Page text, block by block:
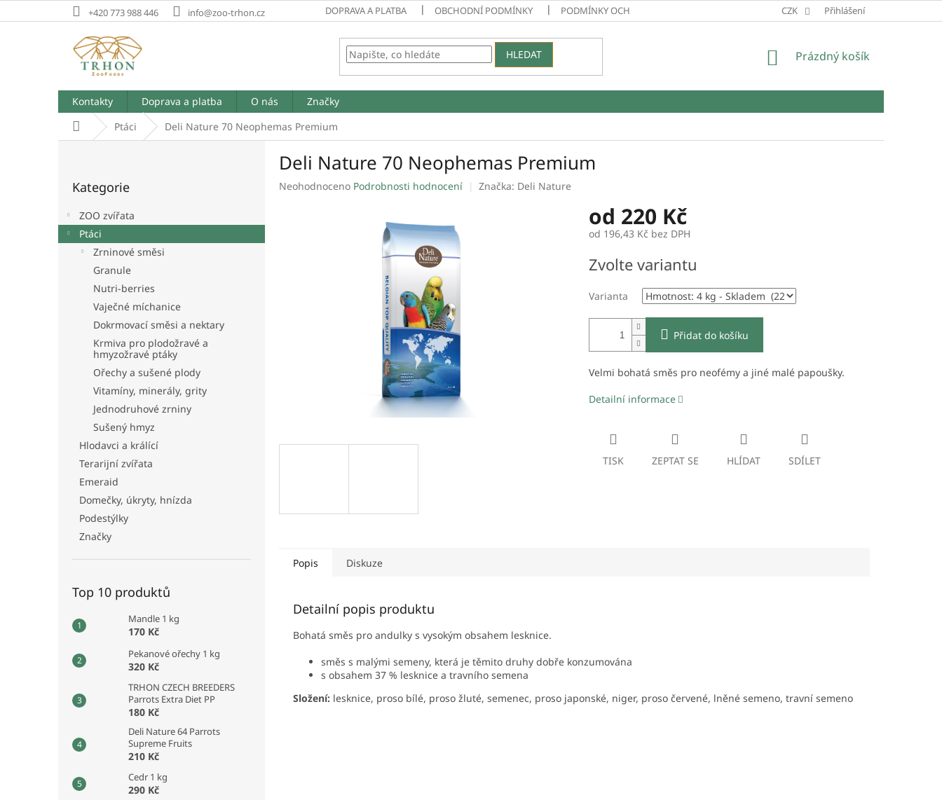
na
+420 773 988 446 info@zoo-trhon.cz DOPRAVA A PLATBA OBCHODNÍ PODMÍNKY PODMÍNKY OCHRANY OSOBNÍCH ÚDAJŮ CZK Přihlášení
HLEDAT
NÁKUPNÍ
Prázdný košík
Kontakty Doprava a platba O nás
Značky
Domů Ptáci Deli Nature 70 Neophemas Premium
a
n
kategorie
Kategorie
ZOO zvířata
Ptáci
Zrninové směsi
Granule
Nutri-berries
Vaječné míchanice
Dokrmovací směsi a nektary
Krmiva pro plodožravé a
hmyzožravé ptáky
Ořechy a sušené plody
Vitamíny, minerály, grity
Jednodruhové zrniny
Sušený hmyz
Hlodavci a králící
Terarijní zvířata
Emeraid
Domečky, úkryty, hnízda
Podestýlky
Značky
Top 10 produktů
Mandle 1 kg
170 Kč
Pekanové ořechy 1 kg
320 Kč
TRHON CZECH BREEDERS
Parrots Extra Diet PP
180 Kč
Deli Nature 64 Parrots
Supreme Fruits
210 Kč
Cedr 1 kg
290 Kč
Deli Nature 70 Neophemas Premium
Průměrné
Neohodnoceno Podrobnosti hodnocení Značka: Deli Nature
od 220 Kč
od 196,43 Kč bez DPH
cena:
Zvolte variantu
Varianta
Přidat do košíku
Velmi bohatá směs pro neofémy a jiné malé papoušky.
Detailní informace
TISK ZEPTAT SE HLÍDAT SDÍLET
Popis Diskuze
Detailní popis produktu
Bohatá směs pro andulky s vysokým obsahem lesknice.
směs s malými semeny, která je těmito druhy dobře konzumována
s obsahem 37 % lesknice a travního semena
Složení: lesknice, proso bílé, proso žluté, semenec, proso japonské, niger, proso červené, lněné semeno, travní semeno